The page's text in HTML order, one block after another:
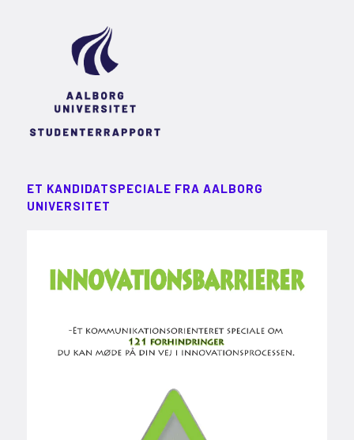
ET KANDIDATSPECIALE FRA AALBORG
UNIVERSITET